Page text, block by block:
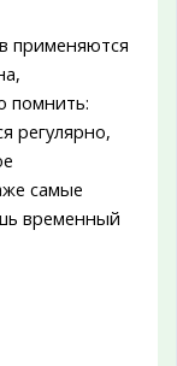
применяются
помнить:
регулярно,
самые
временный